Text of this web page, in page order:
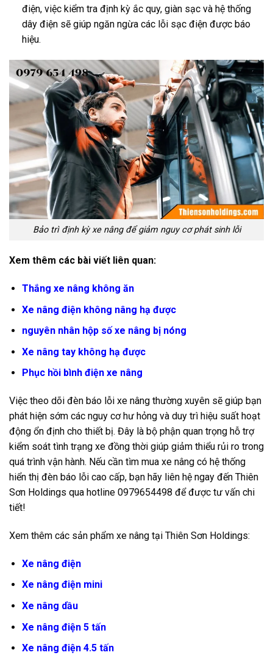
điện, việc kiểm tra định kỳ ắc quy, giàn sạc và hệ thống
dây điện sẽ giúp ngăn ngừa các lỗi sạc điện được báo
hiệu.
Bảo trì định kỳ xe nâng để giảm nguy cơ phát sinh lỗi
Xem thêm các bài viết liên quan:
Thắng xe nâng không ăn
Xe nâng điện không nâng hạ được
nguyên nhân hộp số xe nâng bị nóng
Xe nâng tay không hạ được
Phục hồi bình điện xe nâng
Việc theo dõi đèn báo lỗi xe nâng thường xuyên sẽ giúp bạn
phát hiện sớm các nguy cơ hư hỏng và duy trì hiệu suất hoạt
động ổn định cho thiết bị. Đây là bộ phận quan trọng hỗ trợ
kiểm soát tình trạng xe đồng thời giúp giảm thiểu rủi ro trong
quá trình vận hành. Nếu cần tìm mua xe nâng có hệ thống
hiển thị đèn báo lỗi cao cấp, bạn hãy liên hệ ngay đến Thiên
Sơn Holdings qua hotline 0979654498 để được tư vấn chi
tiết!
Xem thêm các sản phẩm xe nâng tại Thiên Sơn Holdings:
Xe nâng điện
Xe nâng điện mini
Xe nâng dầu
Xe nâng điện 5 tấn
Xe nâng điện 4.5 tấn